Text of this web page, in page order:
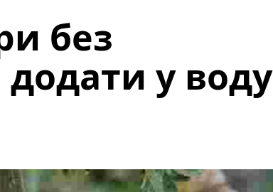
без
у воду